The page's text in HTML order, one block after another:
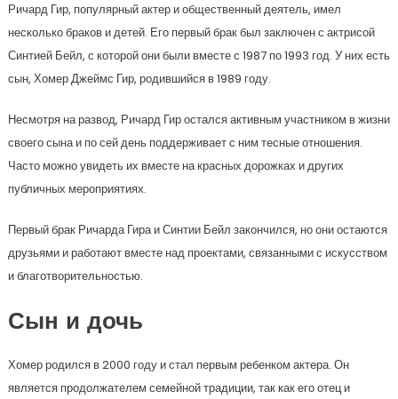
Ричард Гир, популярный актер и общественный деятель, имел
несколько браков и детей. Его первый брак был заключен с актрисой
Синтией Бейл, с которой они были вместе с 1987 по 1993 год. У них есть
сын, Хомер Джеймс Гир, родившийся в 1989 году.
Несмотря на развод, Ричард Гир остался активным участником в жизни
своего сына и по сей день поддерживает с ним тесные отношения.
Часто можно увидеть их вместе на красных дорожках и других
публичных мероприятиях.
Первый брак Ричарда Гира и Синтии Бейл закончился, но они остаются
друзьями и работают вместе над проектами, связанными с искусством
и благотворительностью.
Сын и дочь
Хомер родился в 2000 году и стал первым ребенком актера. Он
является продолжателем семейной традиции, так как его отец и